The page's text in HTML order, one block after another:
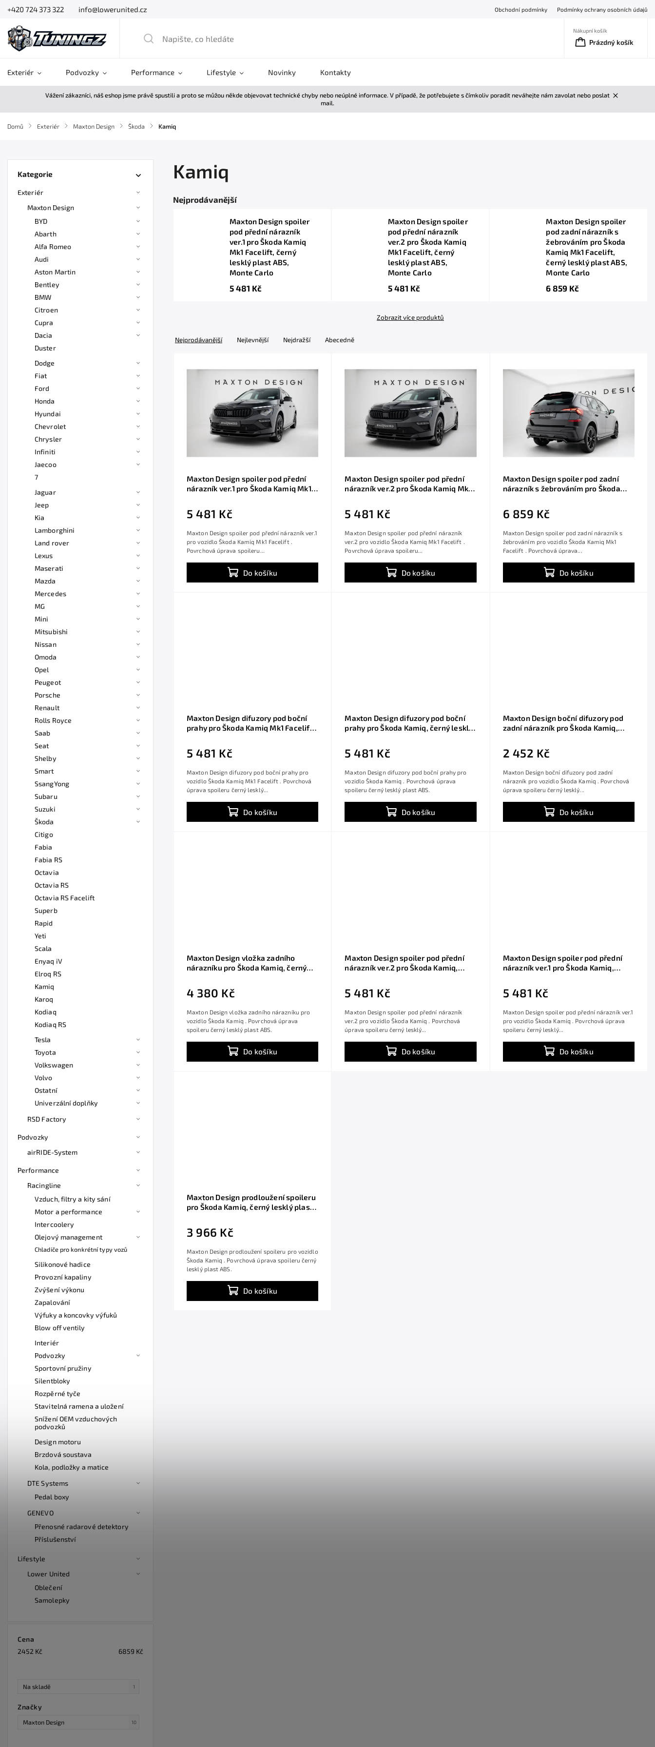
+420 724 373 322 info@lowerunited.cz Obchodní podmínky Podmínky ochrany osobních údajů
Nákupní košík
Prázdný košík
Exteriér Podvozky Performance Lifestyle Novinky Kontakty
Vážení zákazníci, náš eshop jsme právě spustili a proto se můžou někde objevovat technické chyby nebo neúplné informace. V případě, že potřebujete s čímkoliv poradit neváhejte nám zavolat nebo poslat
mail.
Domů / Exteriér / Maxton Design / Škoda / Kamiq
Kategorie
Exteriér
Maxton Design
BYD
Abarth
Alfa Romeo
Audi
Aston Martin
Bentley
BMW
Citroen
Cupra
Dacia
Duster
Dodge
Fiat
Ford
Honda
Hyundai
Chevrolet
Chrysler
Infiniti
Jaecoo
7
Jaguar
Jeep
Kia
Lamborghini
Land rover
Lexus
Maserati
Mazda
Mercedes
MG
Mini
Mitsubishi
Nissan
Omoda
Opel
Peugeot
Porsche
Renault
Rolls Royce
Saab
Seat
Shelby
Smart
SsangYong
Subaru
Suzuki
Škoda
Citigo
Fabia
Fabia RS
Octavia
Octavia RS
Octavia RS Facelift
Superb
Rapid
Yeti
Scala
Enyaq iV
Elroq RS
Kamiq
Karoq
Kodiaq
Kodiaq RS
Tesla
Toyota
Volkswagen
Volvo
Ostatní
Univerzální doplňky
RSD Factory
Podvozky
airRIDE-System
Performance
Racingline
Vzduch, filtry a kity sání
Motor a performance
Intercoolery
Olejový management
Chladiče pro konkrétní typy vozů
Silikonové hadice
Provozní kapaliny
Zvýšení výkonu
Zapalování
Výfuky a koncovky výfuků
Blow off ventily
Interiér
Podvozky
Sportovní pružiny
Silentbloky
Rozpěrné tyče
Stavitelná ramena a uložení
Snížení OEM vzduchových
podvozků
Design motoru
Brzdová soustava
Kola, podložky a matice
DTE Systems
Pedal boxy
GENEVO
Přenosné radarové detektory
Příslušenství
Lifestyle
Lower United
Oblečení
Samolepky
Cena
2452 Kč 6859 Kč
Na skladě 1
Značky
Maxton Design 10
Kamiq
Nejprodávanější
Maxton Design spoiler
pod přední nárazník
ver.1 pro Škoda Kamiq
Mk1 Facelift, černý
lesklý plast ABS,
Monte Carlo
5 481 Kč
Maxton Design spoiler
pod přední nárazník
ver.2 pro Škoda Kamiq
Mk1 Facelift, černý
lesklý plast ABS,
Monte Carlo
5 481 Kč
Maxton Design spoiler
pod zadní nárazník s
žebrováním pro Škoda
Kamiq Mk1 Facelift,
černý lesklý plast ABS,
Monte Carlo
6 859 Kč
Zobrazit více produktů
Nejprodávanější Nejlevnější Nejdražší Abecedně
Maxton Design spoiler pod přední
nárazník ver.1 pro Škoda Kamiq Mk1
Monte Carlo
5 481 Kč
Do košíku
Maxton Design spoiler pod přední nárazník ver.1
pro vozidlo Škoda Kamiq Mk1 Facelift .
Povrchová úprava spoileru...
Maxton Design spoiler pod přední
nárazník ver.2 pro Škoda Kamiq Mk1
Monte Carlo
5 481 Kč
Do košíku
Maxton Design spoiler pod přední nárazník
ver.2 pro vozidlo Škoda Kamiq Mk1 Facelift .
Povrchová úprava spoileru...
Maxton Design spoiler pod zadní
nárazník s žebrováním pro Škoda
plast ABS, Monte Carlo
6 859 Kč
Do košíku
Maxton Design spoiler pod zadní nárazník s
žebrováním pro vozidlo Škoda Kamiq Mk1
Facelift . Povrchová úprava...
Maxton Design difuzory pod boční
prahy pro Škoda Kamiq Mk1 Facelift,
5 481 Kč
Do košíku
Maxton Design difuzory pod boční prahy pro
vozidlo Škoda Kamiq Mk1 Facelift . Povrchová
úprava spoileru černý lesklý...
Maxton Design difuzory pod boční
prahy pro Škoda Kamiq, černý lesklý
5 481 Kč
Do košíku
Maxton Design difuzory pod boční prahy pro
vozidlo Škoda Kamiq . Povrchová úprava
spoileru černý lesklý plast ABS.
Maxton Design boční difuzory pod
zadní nárazník pro Škoda Kamiq,
2 452 Kč
Do košíku
Maxton Design boční difuzory pod zadní
nárazník pro vozidlo Škoda Kamiq . Povrchová
úprava spoileru černý lesklý...
Maxton Design vložka zadního
nárazníku pro Škoda Kamiq, černý
4 380 Kč
Do košíku
Maxton Design vložka zadního nárazníku pro
vozidlo Škoda Kamiq . Povrchová úprava
spoileru černý lesklý plast ABS.
Maxton Design spoiler pod přední
nárazník ver.2 pro Škoda Kamiq,
5 481 Kč
Do košíku
Maxton Design spoiler pod přední nárazník
ver.2 pro vozidlo Škoda Kamiq . Povrchová
úprava spoileru černý lesklý...
Maxton Design spoiler pod přední
nárazník ver.1 pro Škoda Kamiq,
5 481 Kč
Do košíku
Maxton Design spoiler pod přední nárazník ver.1
pro vozidlo Škoda Kamiq . Povrchová úprava
spoileru černý lesklý...
Maxton Design prodloužení spoileru
pro Škoda Kamiq, černý lesklý plast
3 966 Kč
Do košíku
Maxton Design prodloužení spoileru pro vozidlo
Škoda Kamiq . Povrchová úprava spoileru černý
lesklý plast ABS.